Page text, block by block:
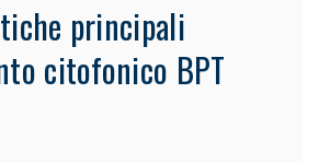
principali
citofonico BPT